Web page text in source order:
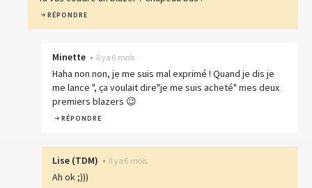
RÉPONDRE
Minette • Il y a 6 mois
Haha non non, je me suis mal exprimé ! Quand je dis je
me lance ", ça voulait dire"je me suis acheté" mes deux
premiers blazers 😉
RÉPONDRE
Lise (TDM) • Il y a 6 mois
Ah ok ;)))